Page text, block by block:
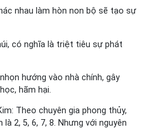
nhau làm hòn non bộ sẽ tạo sự
có nghĩa là triệt tiêu sự phát
hướng vào nhà chính, gây
hãm hại.
Theo chuyên gia phong thủy,
2, 5, 6, 7, 8. Nhưng với nguyên